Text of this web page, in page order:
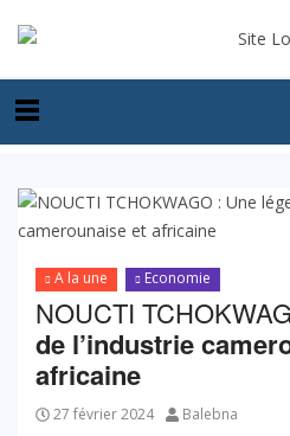
A la une Economie
NOUCTI
de l’industrie
africaine
27 février 2024 Balebna